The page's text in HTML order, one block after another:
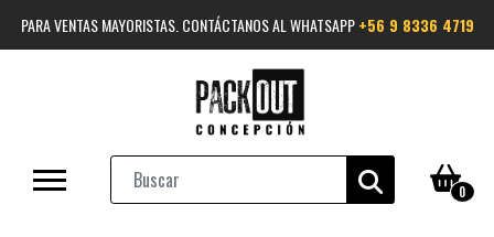
PARA VENTAS MAYORISTAS. CONTÁCTANOS AL WHATSAPP+56 9 8336 4719
0